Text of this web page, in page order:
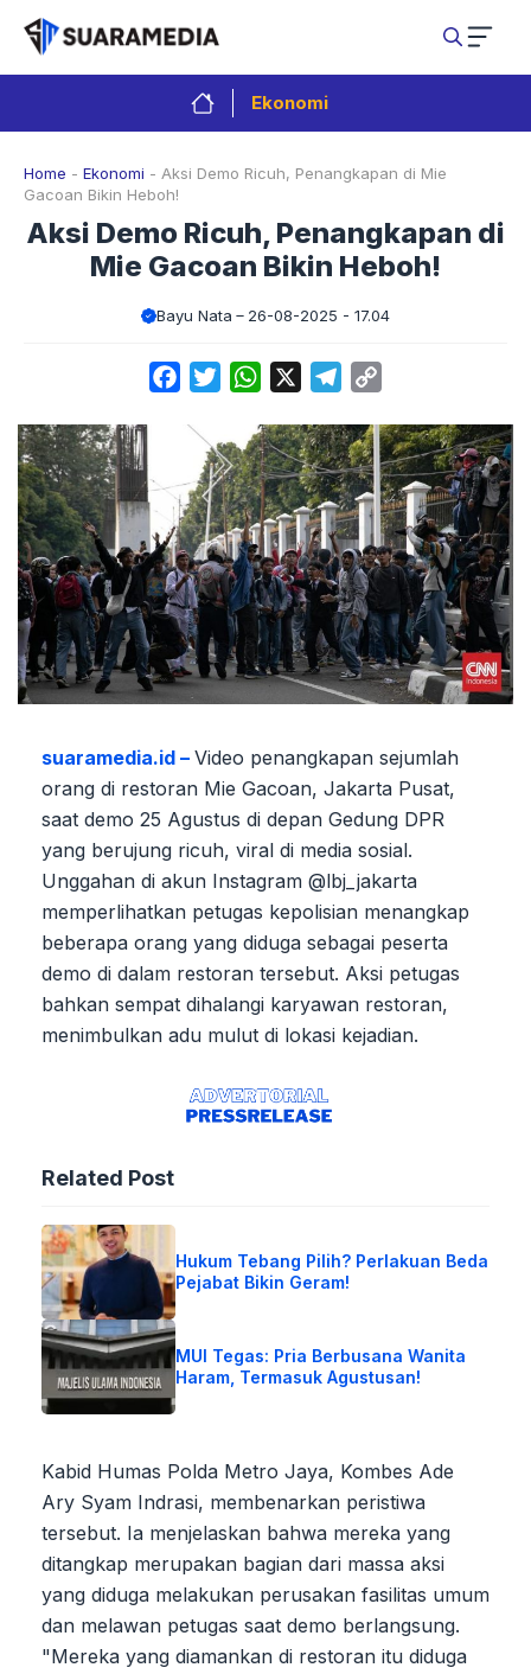
Langsung
isi
Ekonomi
Home - Ekonomi - Aksi Demo Ricuh, Penangkapan di Mie
Gacoan Bikin Heboh!
Aksi Demo Ricuh, Penangkapan di
Mie Gacoan Bikin Heboh!
Bayu Nata 26-08-2025 - 17.04
FacebookTwitterWhatsApp Telegram
suaramedia.id – Video penangkapan sejumlah
orang di restoran Mie Gacoan, Jakarta Pusat,
saat demo 25 Agustus di depan Gedung DPR
yang berujung ricuh, viral di media sosial.
Unggahan di akun Instagram @lbj_jakarta
memperlihatkan petugas kepolisian menangkap
beberapa orang yang diduga sebagai peserta
demo di dalam restoran tersebut. Aksi petugas
bahkan sempat dihalangi karyawan restoran,
menimbulkan adu mulut di lokasi kejadian.
Related Post
Hukum Tebang Pilih? Perlakuan Beda
Pejabat Bikin Geram!
MUI Tegas: Pria Berbusana Wanita
Haram, Termasuk Agustusan!
Kabid Humas Polda Metro Jaya, Kombes Ade
Ary Syam Indrasi, membenarkan peristiwa
tersebut. Ia menjelaskan bahwa mereka yang
ditangkap merupakan bagian dari massa aksi
yang diduga melakukan perusakan fasilitas umum
dan melawan petugas saat demo berlangsung.
"Mereka yang diamankan di restoran itu diduga